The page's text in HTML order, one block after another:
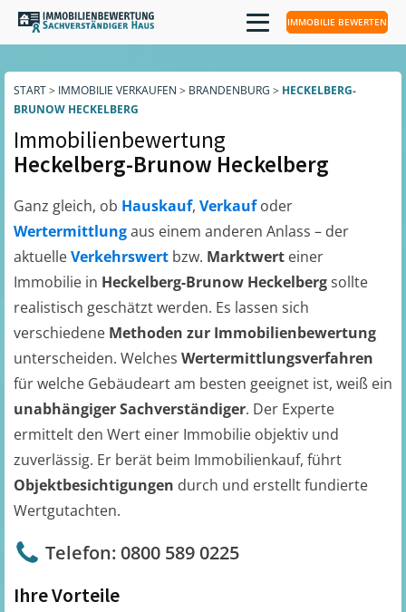
IMMOBILIE BEWERTEN
START> IMMOBILIE VERKAUFEN > BRANDENBURG > HECKELBERG-
BRUNOW HECKELBERG
Immobilienbewertung
Heckelberg-Brunow Heckelberg
Ganz gleich, ob Hauskauf, Verkaufoder
Wertermittlungaus einem anderen Anlass – der
aktuelleVerkehrswert bzw. Marktwert einer
Immobilie in Heckelberg-Brunow Heckelbergsollte
realistisch geschätzt werden. Es lassen sich
verschiedene Methoden zur Immobilienbewertung
unterscheiden. Welches Wertermittlungsverfahren
für welche Gebäudeart am besten geeignet ist, weiß ein
unabhängiger Sachverständiger. Der Experte
ermittelt den Wert einer Immobilie objektiv und
zuverlässig. Er berät beim Immobilienkauf, führt
Objektbesichtigungen durch und erstellt fundierte
Wertgutachten.
Telefon: 0800 589 0225
Ihre Vorteile